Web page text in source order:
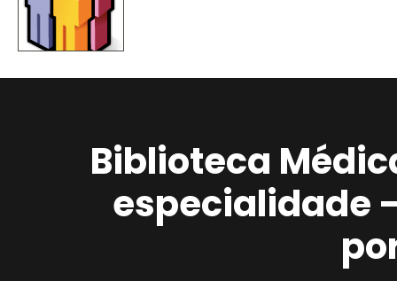
Biblioteca
especialidade